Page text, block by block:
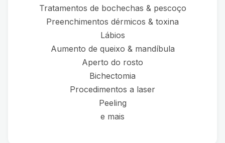
Tratamentos de bochechas & pescoço
Preenchimentos dérmicos & toxina
Lábios
Aumento de queixo & mandíbula
Aperto do rosto
Bichectomia
Procedimentos a laser
Peeling
e mais